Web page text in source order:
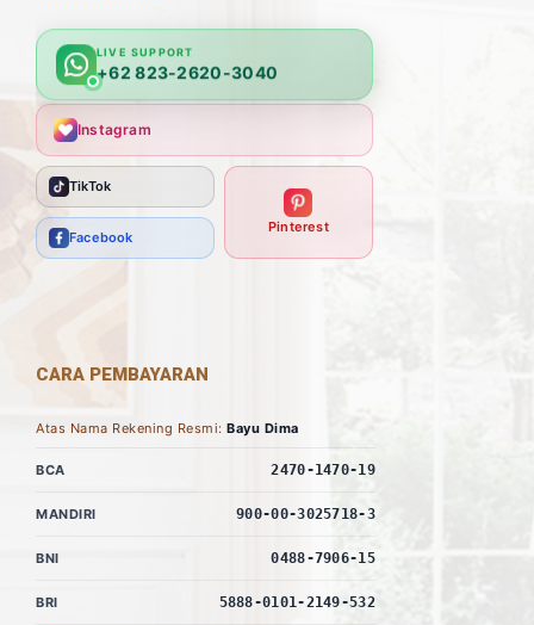
LIVE SUPPORT
+62 823-2620-3040
Instagram
TikTok
Facebook
Pinterest
CARA PEMBAYARAN
Atas Nama Rekening Resmi: Bayu Dima
BCA 2470-1470-19
MANDIRI 900-00-3025718-3
BNI 0488-7906-15
BRI 5888-0101-2149-532